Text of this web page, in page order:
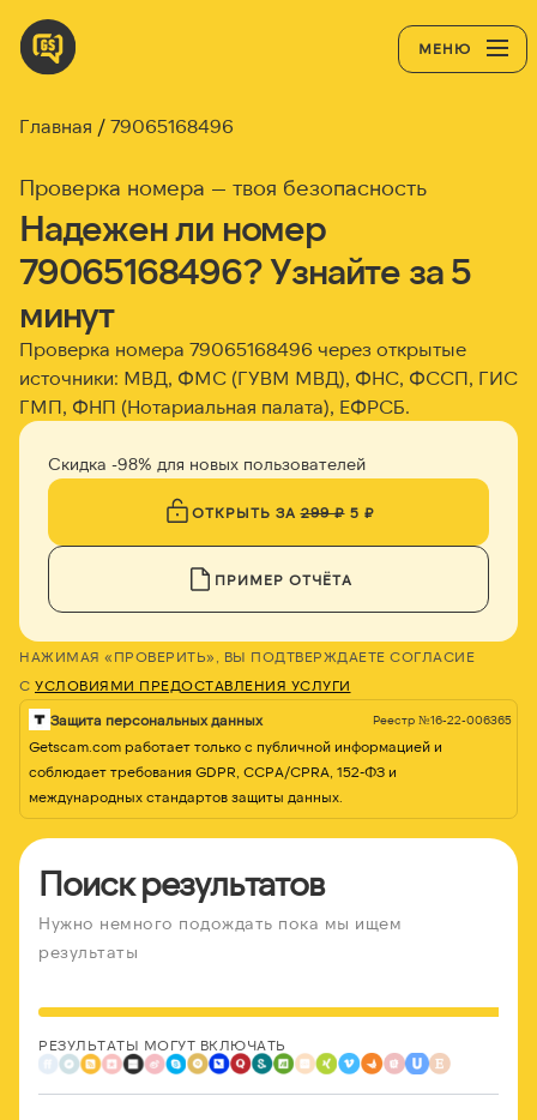
МЕНЮ
Главная 79065168496
Проверка номера — твоя безопасность
Надежен ли номер
79065168496? Узнайте за 5
минут
Проверка номера 79065168496 через открытые
источники: МВД, ФМС (ГУВМ МВД), ФНС, ФССП, ГИС
ГМП, ФНП (Нотариальная палата), ЕФРСБ.
Скидка -98% для новых пользователей
ОТКРЫТЬ ЗА299 ₽5 ₽
ПРИМЕР ОТЧЁТА
НАЖИМАЯ «ПРОВЕРИТЬ», ВЫ ПОДТВЕРЖДАЕТЕ СОГЛАСИЕ
С УСЛОВИЯМИ ПРЕДОСТАВЛЕНИЯ УСЛУГИ
Защита персональных данных Реестр №16-22-006365
Getscam.com работает только с публичной информацией и
соблюдает требования GDPR, CCPA/CPRA, 152-ФЗ и
международных стандартов защиты данных.
Поиск результатов
Нужно немного подождать пока мы ищем
результаты
РЕЗУЛЬТАТЫ МОГУТ ВКЛЮЧАТЬ